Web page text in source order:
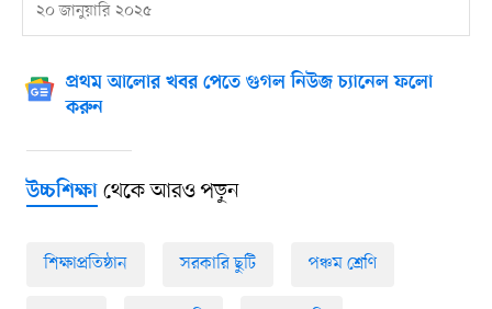
২০ জানুয়ারি ২০২৫
প্রথম আলোর খবর পেতে গুগল নিউজ চ্যানেল ফলো
করুন
উচ্চশিক্ষাথেকে আরও পড়ুন
শিক্ষাপ্রতিষ্ঠান সরকারি ছুটি পঞ্চম শ্রেণি